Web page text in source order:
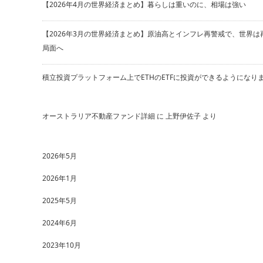
【2026年4月の世界経済まとめ】暮らしは重いのに、相場は強い
【2026年3月の世界経済まとめ】原油高とインフレ再警戒で、世界は
局面へ
積立投資プラットフォーム上でETHのETFに投資ができるようになりま
オーストラリア不動産ファンド詳細 に 上野伊佐子 より
2026年5月
2026年1月
2025年5月
2024年6月
2023年10月